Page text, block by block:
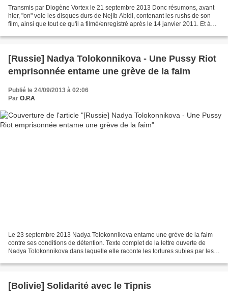
Transmis par Diogène Vortex le 21 septembre 2013 Donc résumons, avant
hier, "on" vole les disques durs de Nejib Abidi, contenant les rushs de son
film, ainsi que tout ce qu'il a filmé/enregistré après le 14 janvier 2011. Et à
[Russie] Nadya Tolokonnikova - Une Pussy Riot
emprisonnée entame une grève de la faim
Publié le 24/09/2013 à 02:06
Par O.P.A
Le 23 septembre 2013 Nadya Tolokonnikova entame une grève de la faim
contre ses conditions de détention. Texte complet de la lettre ouverte de
Nadya Tolokonnikova dans laquelle elle raconte les tortures subies par les
[Bolivie] Solidarité avec le Tipnis